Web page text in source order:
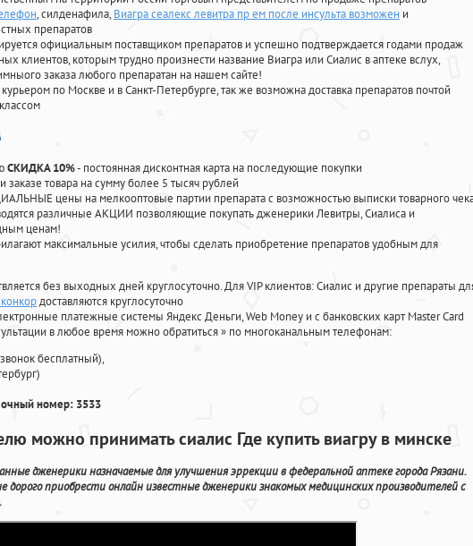
, силденафила, Виагра сеалекс левитра пр ем после инсульта возможен и
препаратов
официальным поставщиком препаратов и успешно подтверждается годами продаж
клиентов, которым трудно произнести название Виагра или Сиалис в аптеке вслух,
заказа любого препаратан на нашем сайте!
по Москве и в Санкт-Петербурге, так же возможна доставка препаратов почтой
СКИДКА 10%- постоянная дисконтная карта на последующие покупки
заказе товара на сумму более 5 тысяч рублей
цены на мелкооптовые партии препарата с возможностью выписки товарного
различные АКЦИИ позволяющие покупать дженерики Левитры, Сиалиса и
ценам!
максимальные усилия, чтобы сделать приобретение препаратов удобным для
без выходных дней круглосуточно. Для VIP клиентов: Сиалис и другие препараты
доставляются круглосуточно
платежные системы Яндекс Деньги, Web Money и с банковских карт Master Card
в любое время можно обратиться» по многоканальным телефонам:
бесплатный),
номер: 3533
можно принимать сиалис Где купить виагру в минске
дженерики назначаемые для улучшения эррекции в федеральной аптеке города Рязани.
приобрести онлайн известные дженерики знакомых медицинских производителей с